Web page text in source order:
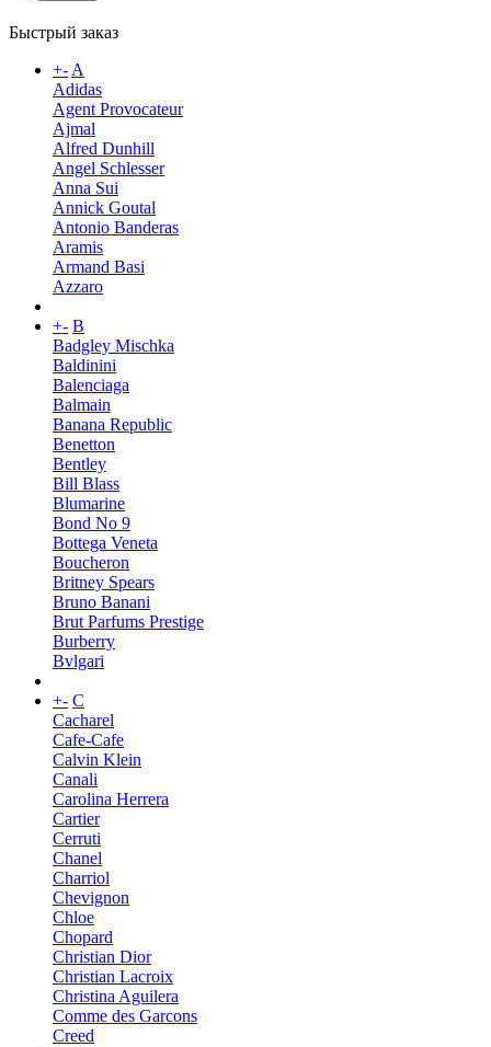
Быстрый заказ
+-A
Adidas
Agent Provocateur
Ajmal
Alfred Dunhill
Angel Schlesser
Anna Sui
Annick Goutal
Antonio Banderas
Aramis
Armand Basi
Azzaro
+- B
Badgley Mischka
Baldinini
Balenciaga
Balmain
Banana Republic
Benetton
Bentley
Bill Blass
Blumarine
Bond No 9
Bottega Veneta
Boucheron
Britney Spears
Bruno Banani
Brut Parfums Prestige
Burberry
Bvlgari
+- C
Cacharel
Cafe-Cafe
Calvin Klein
Canali
Carolina Herrera
Cartier
Cerruti
Chanel
Charriol
Chevignon
Chloe
Chopard
Christian Dior
Christian Lacroix
Christina Aguilera
Comme des Garcons
Creed